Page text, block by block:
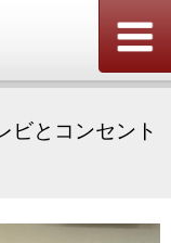
ビとコンセント